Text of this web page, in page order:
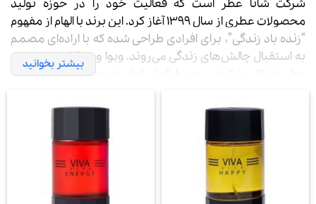
شرکت شانا عطر است که فعالیت خود را در حوزه تولید
محصولات عطری از سال 1399 آغاز کرد. این برند با الهام از مفهوم
“زنده باد زندگی”، برای افرادی طراحی شده که با اراده‌ای مصمم
به استقبال چالش‌های زندگی می‌روند. ویوا ویتا تا کنون چندین
ویوا ویتا | Viva Vita
آزمایشگاه‌های میکروبیولوژیک پیشرفته در منطقه ویژه
اقتصادی پیام در استان البرز و اخذ گواهینامه‌های بین‌المللی و
مجوزهای وزارت بهداشت ایران، به یکی از پیشگامان صنعت
عطرسازی در ایران تبدیل شده است. این شرکت پیش از ویوا
بیشتر بخوانید